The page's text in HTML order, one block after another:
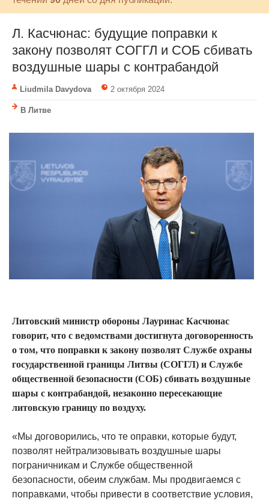
Л. Касчюнас: будущие поправки к
закону позволят СОГГЛ и СОБ сбивать
воздушные шары с контрабандой
Liudmila Davydova 2 октября 2024
В Литве
Литовский министр обороны Лауринас Касчюнас
говорит, что с ведомствами достигнута договоренность
о том, что поправки к закону позволят Службе охраны
государственной границы Литвы (СОГГЛ) и Службе
общественной безопасности (СОБ) сбивать воздушные
шары с контрабандой, незаконно пересекающие
литовскую границу по воздуху.
«Мы договорились, что те оправки, которые будут,
позволят нейтрализовывать воздушные шары
пограничникам и Службе общественной
безопасности, обеим службам. Мы продвигаемся с
поправками, чтобы привести в соответствие условия,